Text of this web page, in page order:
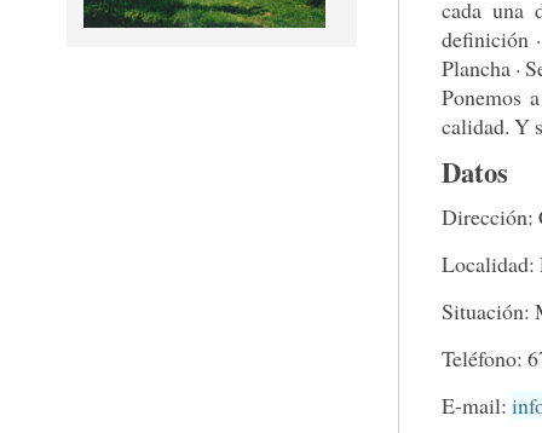
cada una
definición
Plancha ·
Ponemos
calidad. Y
Datos
Dirección:
Localidad:
Situación:
Teléfono:
E-mail: